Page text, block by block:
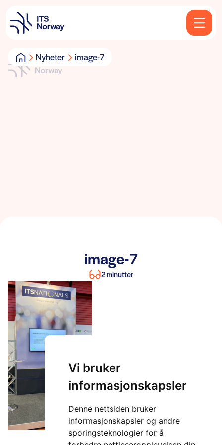
Vi bruker
informasjonskapsler
Denne nettsiden bruker
informasjonskapsler og andre
sporingsteknologier for å
Nyheter image-7
image-7
2 minutter